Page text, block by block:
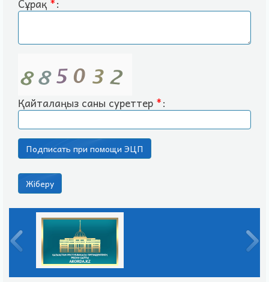
Сұрақ *:
Қайталаңыз саны суреттер *: